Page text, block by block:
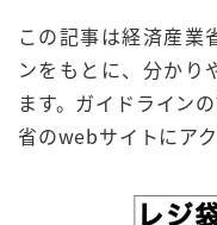
この記事は経済産業
ンをもとに、分かり
ます。ガイドライン
省のwebサイトにア